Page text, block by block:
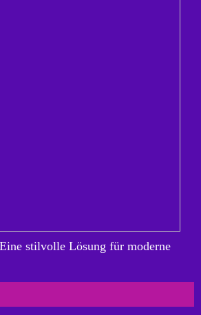
stilvolle Lösung für moderne